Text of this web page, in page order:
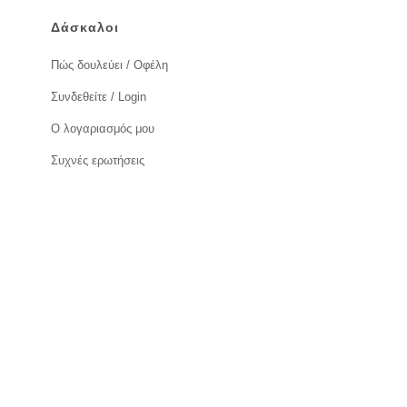
Δάσκαλοι
Πώς δουλεύει / Οφέλη
Συνδεθείτε / Login
Ο λογαριασμός μου
Συχνές ερωτήσεις